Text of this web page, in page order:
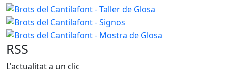
Brots del Cantilafont - Taller de Glosa
RSS
L'actualitat a un clic